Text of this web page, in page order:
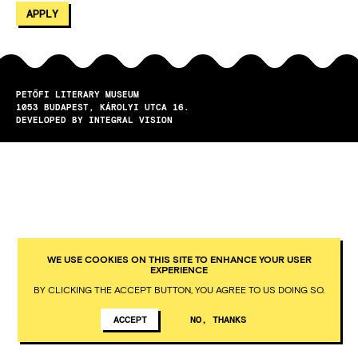
PETŐFI LITERARY MUSEUM
1053
BUDAPEST
KÁROLYI UTCA 16.
DEVELOPED BY INTEGRAL VISION
WE USE COOKIES ON THIS SITE TO ENHANCE YOUR USER
EXPERIENCE
BY CLICKING THE ACCEPT BUTTON, YOU AGREE TO US DOING SO.
ACCEPT NO, THANKS